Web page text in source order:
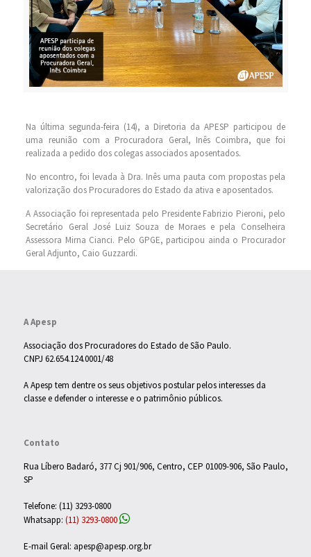
Na última segunda-feira (14), a Diretoria da APESP participou de
uma reunião com a Procuradora Geral, Inês Coimbra, que foi
realizada a pedido dos colegas associados aposentados.
No encontro, foi levada à Dra. Inês uma pauta com propostas pela
valorização dos Procuradores do Estado da ativa e aposentados.
A Associação foi representada pelo Presidente Fabrizio Pieroni, pelo
Secretário Geral José Luiz Souza de Moraes e pela Conselheira
Assessora Mirna Cianci. Pelo GPGE, participou ainda o Procurador
Geral Adjunto, Caio Guzzardi.
A Apesp
Associação dos Procuradores do Estado de São Paulo.
CNPJ 62.654.124.0001/48
A Apesp tem dentre os seus objetivos postular pelos interesses da
classe e defender o interesse e o patrimônio públicos.
Contato
Rua Líbero Badaró, 377 Cj 901/906, Centro, CEP 01009-906, São Paulo,
SP
Telefone: (11) 3293-0800
Whatsapp: (11) 3293-0800
E-mail Geral: apesp@apesp.org.br